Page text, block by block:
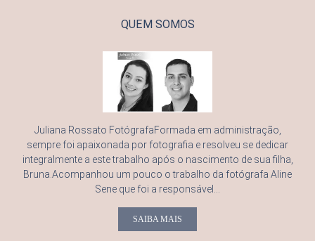
QUEM SOMOS
Juliana Rossato FotógrafaFormada em administração,
sempre foi apaixonada por fotografia e resolveu se dedicar
integralmente a este trabalho após o nascimento de sua filha,
Bruna.Acompanhou um pouco o trabalho da fotógrafa Aline
Sene que foi a responsável...
SAIBA MAIS